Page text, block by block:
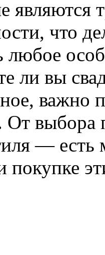
что
любое
ли вы
важно
От выбора
— есть
покупке